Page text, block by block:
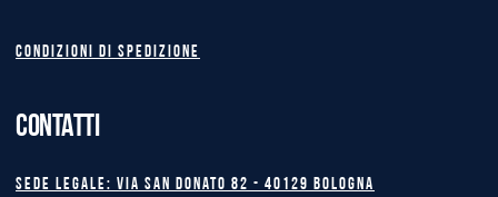
Condizioni di spedizione
CONTATTI
Sede legale: Via San Donato 82 - 40129 BOLOGNA